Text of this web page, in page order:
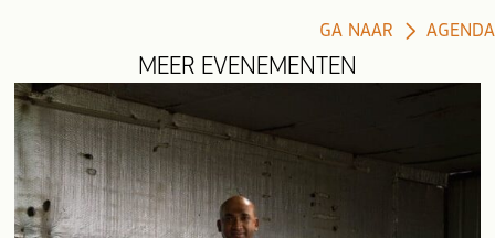
GA NAAR AGENDA
MEER EVENEMENTEN